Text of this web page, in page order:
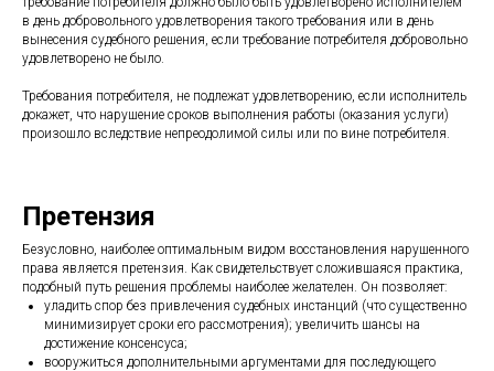
в день добровольного удовлетворения такого требования или в день
вынесения судебного решения, если требование потребителя добровольно
удовлетворено не было.
Требования потребителя, не подлежат удовлетворению, если исполнитель
докажет, что нарушение сроков выполнения работы (оказания услуги)
произошло вследствие непреодолимой силы или по вине потребителя.
Претензия
Безусловно, наиболее оптимальным видом восстановления нарушенного
права является претензия. Как свидетельствует сложившаяся практика,
подобный путь решения проблемы наиболее желателен. Он позволяет:
уладить спор без привлечения судебных инстанций (что существенно
минимизирует сроки его рассмотрения); увеличить шансы на
достижение консенсуса;
вооружиться дополнительными аргументами для последующего